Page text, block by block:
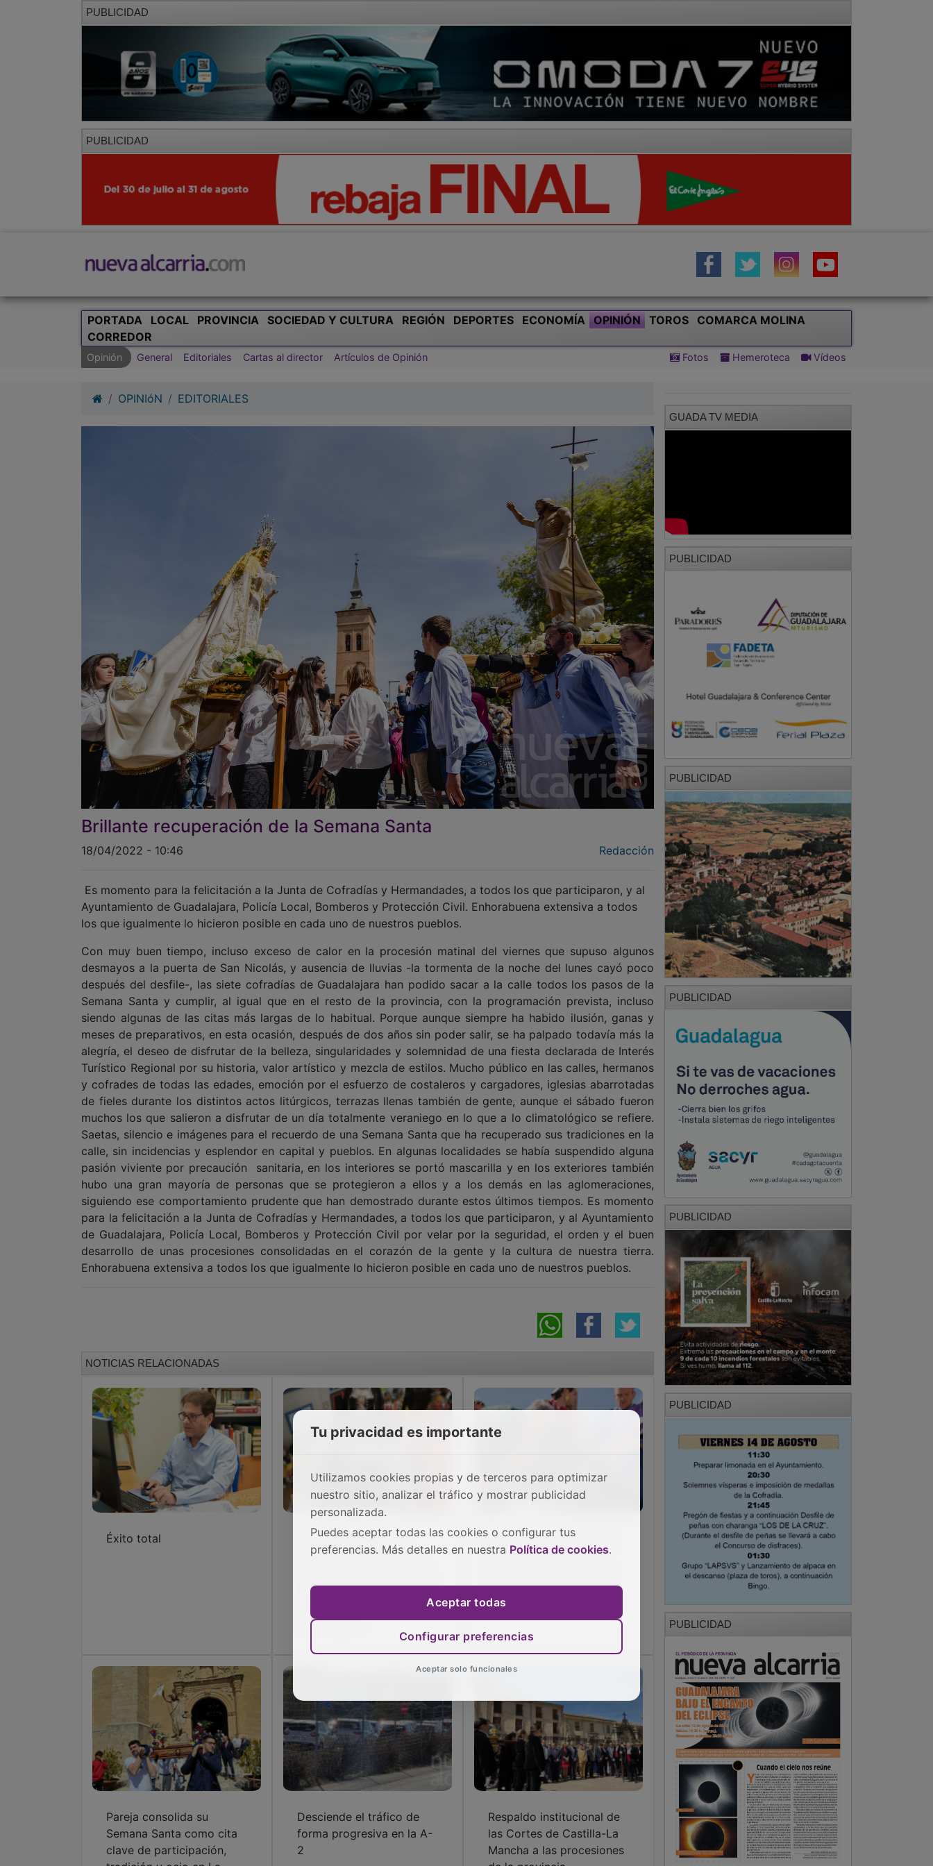
PUBLICIDAD
PUBLICIDAD
PORTADA LOCAL PROVINCIA SOCIEDAD Y CULTURA REGIÓN DEPORTES ECONOMÍA OPINIÓN TOROS
COMARCA MOLINA
CORREDOR
Opinión General Editoriales Cartas al director Artículos de Opinión Fotos Hemeroteca Vídeos
OPINIóN EDITORIALES
Brillante recuperación de la Semana Santa
18/04/2022 - 10:46 Redacción
Es momento para la felicitación a la Junta de Cofradías y Hermandades, a todos los que participaron, y al
Ayuntamiento de Guadalajara, Policía Local, Bomberos y Protección Civil. Enhorabuena extensiva a todos
los que igualmente lo hicieron posible en cada uno de nuestros pueblos.
Con muy buen tiempo, incluso exceso de calor en la procesión matinal del viernes que supuso algunos
desmayos a la puerta de San Nicolás, y ausencia de lluvias -la tormenta de la noche del lunes cayó poco
después del desfile-, las siete cofradías de Guadalajara han podido sacar a la calle todos los pasos de la
Semana Santa y cumplir, al igual que en el resto de la provincia, con la programación prevista, incluso
siendo algunas de las citas más largas de lo habitual. Porque aunque siempre ha habido ilusión, ganas y
meses de preparativos, en esta ocasión, después de dos años sin poder salir, se ha palpado todavía más la
alegría, el deseo de disfrutar de la belleza, singularidades y solemnidad de una fiesta declarada de Interés
Turístico Regional por su historia, valor artístico y mezcla de estilos. Mucho público en las calles, hermanos
y cofrades de todas las edades, emoción por el esfuerzo de costaleros y cargadores, iglesias abarrotadas
de fieles durante los distintos actos litúrgicos, terrazas llenas también de gente, aunque el sábado fueron
muchos los que salieron a disfrutar de un día totalmente veraniego en lo que a lo climatológico se refiere.
Saetas, silencio e imágenes para el recuerdo de una Semana Santa que ha recuperado sus tradiciones en la
calle, sin incidencias y esplendor en capital y pueblos. En algunas localidades se había suspendido alguna
pasión viviente por precaución sanitaria, en los interiores se portó mascarilla y en los exteriores también
hubo una gran mayoría de personas que se protegieron a ellos y a los demás en las aglomeraciones,
siguiendo ese comportamiento prudente que han demostrado durante estos últimos tiempos. Es momento
para la felicitación a la Junta de Cofradías y Hermandades, a todos los que participaron, y al Ayuntamiento
de Guadalajara, Policía Local, Bomberos y Protección Civil por velar por la seguridad, el orden y el buen
desarrollo de unas procesiones consolidadas en el corazón de la gente y la cultura de nuestra tierra.
Enhorabuena extensiva a todos los que igualmente lo hicieron posible en cada uno de nuestros pueblos.
NOTICIAS RELACIONADAS
Éxito total
Un joven de 15 años
monta una exposición
Playmobil los pasos de la
Guadalajara
Trillo cierra una Semana
Santa multitudinaria y
regreso del Vía Crucis
viviente
Pareja consolida su
Semana Santa como cita
clave de participación,
Desciende el tráfico de
forma progresiva en la A-
2
Respaldo institucional de
las Cortes de Castilla-La
Mancha a las procesiones
GUADA TV MEDIA
PUBLICIDAD
PUBLICIDAD
PUBLICIDAD
PUBLICIDAD
PUBLICIDAD
PUBLICIDAD
Tu privacidad es importante
Utilizamos cookies propias y de terceros para optimizar
nuestro sitio, analizar el tráfico y mostrar publicidad
personalizada.
Puedes aceptar todas las cookies o configurar tus
preferencias. Más detalles en nuestra Política de cookies.
Aceptar todas
Configurar preferencias
Aceptar solo funcionales